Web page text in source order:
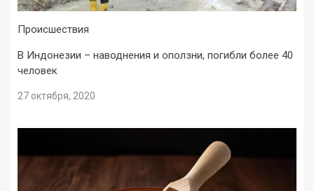
Происшествия
В Индонезии – наводнения и оползни, погибли более 40
человек
27 октября, 2020